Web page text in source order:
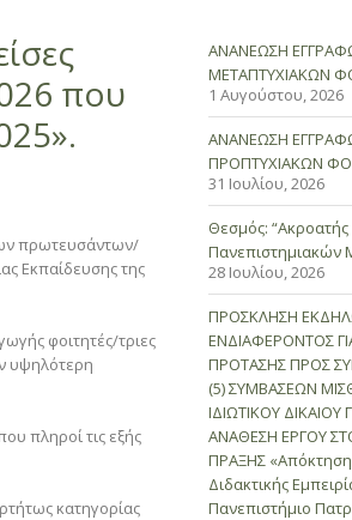
που
πρωτευσάντων/
Εκπαίδευσης της
φοιτητές/τριες
υψηλότερη
πληροί τις εξής
κατηγορίας
ΑΝΑΝΕΩΣΗ
ΜΕΤΑΠΤΥΧΙΑΚΩΝ
1 Αυγούστου, 2026
ΑΝΑΝΕΩΣΗ
ΠΡΟΠΤΥΧΙΑΚΩΝ
31 Ιουλίου, 2026
Θεσμός: “Ακροατής
Πανεπιστημιακών
28 Ιουλίου, 2026
ΠΡΟΣΚΛΗΣΗ
ΕΝΔΙΑΦΕΡΟΝΤΟΣ
ΠΡΟΤΑΣΗΣ ΠΡΟΣ
(5) ΣΥΜΒΑΣΕΩΝ
ΙΔΙΩΤΙΚΟΥ ΔΙΚΑΙΟΥ
ΑΝΑΘΕΣΗ ΕΡΓΟΥ
ΠΡΑΞΗΣ
Διδακτικής
Πανεπιστήμιο